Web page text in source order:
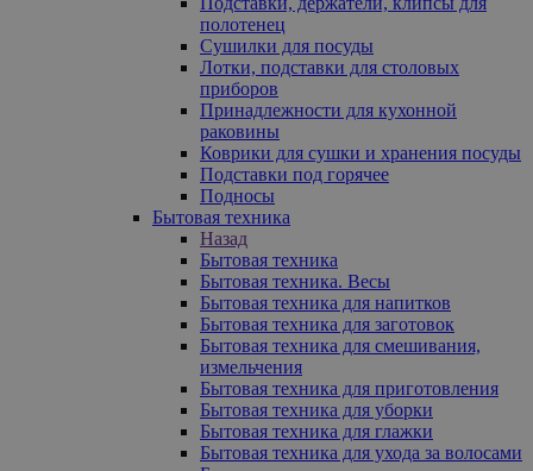
полотенец
Сушилки для посуды
Лотки, подставки для столовых
приборов
Принадлежности для кухонной
раковины
Коврики для сушки и хранения посуды
Подставки под горячее
Подносы
Бытовая техника
Назад
Бытовая техника
Бытовая техника. Весы
Бытовая техника для напитков
Бытовая техника для заготовок
Бытовая техника для смешивания,
измельчения
Бытовая техника для приготовления
Бытовая техника для уборки
Бытовая техника для глажки
Бытовая техника для ухода за волосами